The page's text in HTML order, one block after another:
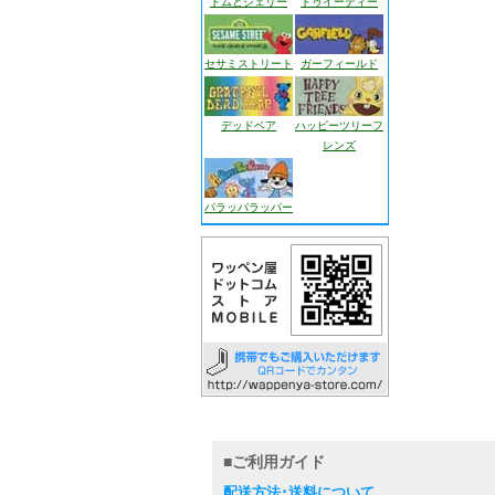
セサミストリート ガーフィールド
デッドベア
ハッピーツリーフ
レンズ
パラッパラッパー
■ご利用ガイド